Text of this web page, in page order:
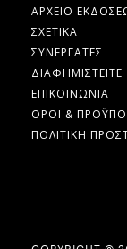
ΑΡΧΕΙΟ
ΣΧΕΤΙΚΑ
ΣΥΝΕΡΓΑΤΕΣ
ΔΙΑΦΗΜΙΣΤΕΙΤΕ
ΕΠΙΚΟΙΝΩΝΙΑ
ΟΡΟΙ &
ΠΟΛΙΤΙΚΗ